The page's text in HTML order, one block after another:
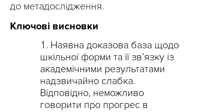
до метадослідження.
Ключові висновки
Наявна доказова база щодо
шкільної форми та її зв’язку із
академічними результатами
надзвичайно слабка.
Відповідно, неможливо
говорити про прогрес в